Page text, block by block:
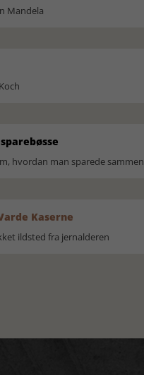
Mandela
hvordan man sparede sammen
Kaserne
ildsted fra jernalderen